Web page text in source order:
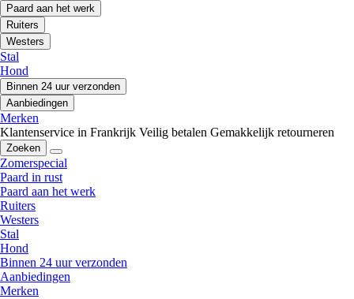
Paard aan het werk
Ruiters
Westers
Stal
Hond
Binnen 24 uur verzonden
Aanbiedingen
Merken
Klantenservice in Frankrijk Veilig betalen Gemakkelijk retourneren
Zoeken
Zomerspecial
Paard in rust
Paard aan het werk
Ruiters
Westers
Stal
Hond
Binnen 24 uur verzonden
Aanbiedingen
Merken